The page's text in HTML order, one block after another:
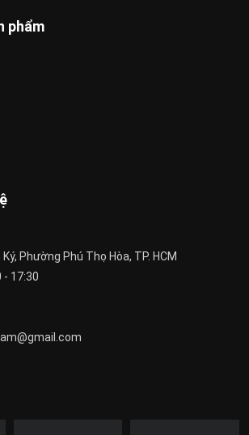
phẩm
Phường Phú Thọ Hòa, TP. HCM
- 17:30